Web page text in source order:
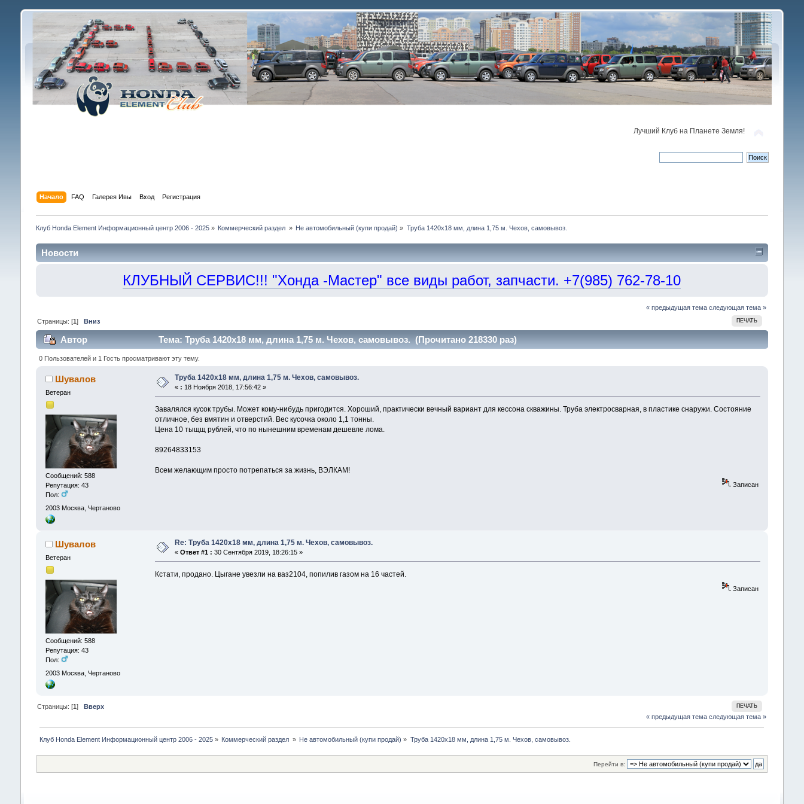
Лучший Клуб на Планете Земля!
Начало FAQ Галерея Ивы Вход Регистрация
Клуб Honda Element Информационный центр 2006 - 2025» Коммерческий раздел » Не автомобильный (купи продай) » Труба 1420х18 мм, длина 1,75 м. Чехов, самовывоз.
Новости
КЛУБНЫЙ СЕРВИС!!! "Хонда -Мастер" все виды работ, запчасти. +7(985) 762-78-10
« предыдущая тема следующая тема »
ПЕЧАТЬ
Страницы: [1] Вниз
Автор Тема: Труба 1420х18 мм, длина 1,75 м. Чехов, самовывоз. (Прочитано 218330 раз)
0 Пользователей и 1 Гость просматривают эту тему.
Шувалов
Ветеран
Сообщений: 588
Репутация: 43
Пол:
2003 Москва, Чертаново
Труба 1420х18 мм, длина 1,75 м. Чехов, самовывоз.
« : 18 Ноября 2018, 17:56:42 »
Завалялся кусок трубы. Может кому-нибудь пригодится. Хороший, практически вечный вариант для кессона скважины. Труба электросварная, в пластике снаружи. Состояние
отличное, без вмятин и отверстий. Вес кусочка около 1,1 тонны.
Цена 10 тыщщ рублей, что по нынешним временам дешевле лома.
89264833153
Всем желающим просто потрепаться за жизнь, ВЭЛКАМ!
Записан
Шувалов
Ветеран
Сообщений: 588
Репутация: 43
Пол:
2003 Москва, Чертаново
Re: Труба 1420х18 мм, длина 1,75 м. Чехов, самовывоз.
« Ответ #1 : 30 Сентября 2019, 18:26:15 »
Кстати, продано. Цыгане увезли на ваз2104, попилив газом на 16 частей.
Записан
ПЕЧАТЬ
Страницы: [1] Вверх
« предыдущая тема следующая тема »
Клуб Honda Element Информационный центр 2006 - 2025» Коммерческий раздел » Не автомобильный (купи продай) » Труба 1420х18 мм, длина 1,75 м. Чехов, самовывоз.
Перейти в: